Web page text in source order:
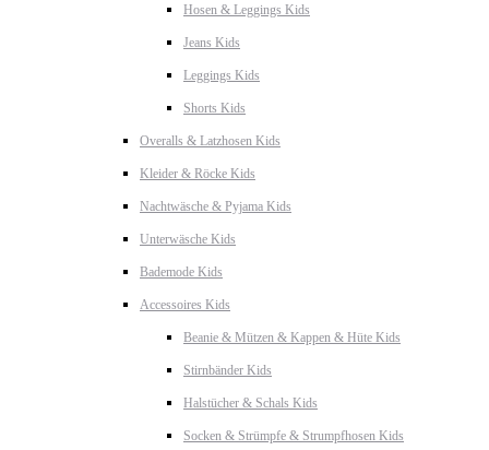
Hosen & Leggings Kids
Jeans Kids
Leggings Kids
Shorts Kids
Overalls & Latzhosen Kids
Kleider & Röcke Kids
Nachtwäsche & Pyjama Kids
Unterwäsche Kids
Bademode Kids
Accessoires Kids
Beanie & Mützen & Kappen & Hüte Kids
Stirnbänder Kids
Halstücher & Schals Kids
Socken & Strümpfe & Strumpfhosen Kids